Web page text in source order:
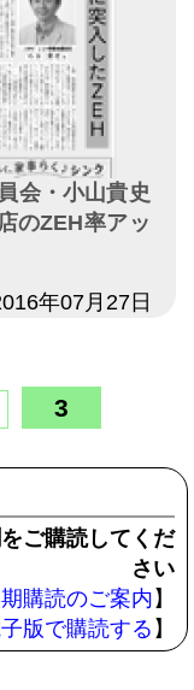
会・小山貴史
のZEH率アッ
年07月27日
3
ご購読してくだ
さい
購読のご案内 】
版で購読する 】